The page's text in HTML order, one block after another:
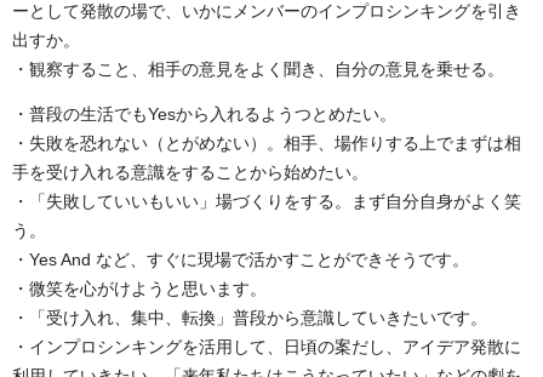
ーとして発散の場で、いかにメンバーのインプロシンキングを引き
出すか。
・観察すること、相手の意見をよく聞き、自分の意見を乗せる。
・普段の生活でもYesから入れるようつとめたい。
・失敗を恐れない（とがめない）。相手、場作りする上でまずは相
手を受け入れる意識をすることから始めたい。
・「失敗していいもいい」場づくりをする。まず自分自身がよく笑
う。
・Yes And など、すぐに現場で活かすことができそうです。
・微笑を心がけようと思います。
・「受け入れ、集中、転換」普段から意識していきたいです。
・インプロシンキングを活用して、日頃の案だし、アイデア発散に